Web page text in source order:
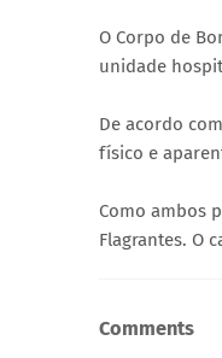
O Corpo de
unidade
De acordo
físico e
Como ambos
Flagrantes. O
Comments